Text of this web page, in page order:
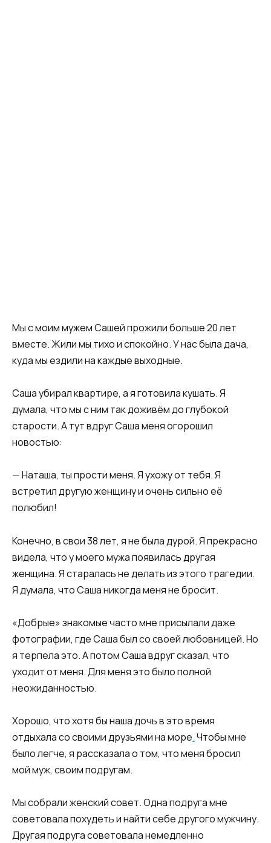
Мы с моим мужем Сашей прожили больше 20 лет
вместе. Жили мы тихо и спокойно. У нас была дача,
куда мы ездили на каждые выходные.
Саша убирал квартире, а я готовила кушать. Я
думала, что мы с ним так доживём до глубокой
старости. А тут вдруг Саша меня огорошил
новостью:
— Наташа, ты прости меня. Я ухожу от тебя. Я
встретил другую женщину и очень сильно её
полюбил!
Конечно, в свои 38 лет, я не была дурой. Я прекрасно
видела, что у моего мужа появилась другая
женщина. Я старалась не делать из этого трагедии.
Я думала, что Саша никогда меня не бросит.
«Добрые» знакомые часто мне присылали даже
фотографии, где Саша был со своей любовницей. Но
я терпела это. А потом Саша вдруг сказал, что
уходит от меня. Для меня это было полной
неожиданностью.
Хорошо, что хотя бы наша дочь в это время
отдыхала со своими друзьями на море.Чтобы мне
было легче, я рассказала о том, что меня бросил
мой муж, своим подругам.
Мы собрали женский совет. Одна подруга мне
советовала похудеть и найти себе другого мужчину.
Другая подруга советовала немедленно